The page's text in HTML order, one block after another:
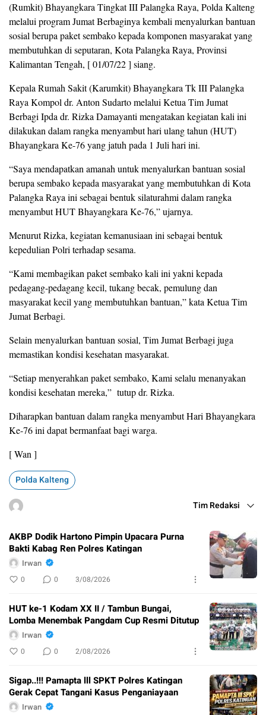
(Rumkit) Bhayangkara Tingkat III Palangka Raya, Polda Kalteng
melalui program Jumat Berbaginya kembali menyalurkan bantuan
sosial berupa paket sembako kepada komponen masyarakat yang
membutuhkan di seputaran, Kota Palangka Raya, Provinsi
Kalimantan Tengah, [ 01/07/22 ] siang.
Kepala Rumah Sakit (Karumkit) Bhayangkara Tk III Palangka
Raya Kompol dr. Anton Sudarto melalui Ketua Tim Jumat
Berbagi Ipda dr. Rizka Damayanti mengatakan kegiatan kali ini
dilakukan dalam rangka menyambut hari ulang tahun (HUT)
Bhayangkara Ke-76 yang jatuh pada 1 Juli hari ini.
“Saya mendapatkan amanah untuk menyalurkan bantuan sosial
berupa sembako kepada masyarakat yang membutuhkan di Kota
Palangka Raya ini sebagai bentuk silaturahmi dalam rangka
menyambut HUT Bhayangkara Ke-76,” ujarnya.
Menurut Rizka, kegiatan kemanusiaan ini sebagai bentuk
kepedulian Polri terhadap sesama.
“Kami membagikan paket sembako kali ini yakni kepada
pedagang-pedagang kecil, tukang becak, pemulung dan
masyarakat kecil yang membutuhkan bantuan,” kata Ketua Tim
Jumat Berbagi.
Selain menyalurkan bantuan sosial, Tim Jumat Berbagi juga
memastikan kondisi kesehatan masyarakat.
“Setiap menyerahkan paket sembako, Kami selalu menanyakan
kondisi kesehatan mereka,” tutup dr. Rizka.
Diharapkan bantuan dalam rangka menyambut Hari Bhayangkara
Ke-76 ini dapat bermanfaat bagi warga.
[ Wan ]
Polda Kalteng
Tim Redaksi
AKBP Dodik Hartono Pimpin Upacara Purna
Bakti Kabag Ren Polres Katingan
Irwan
0 0 3/08/2026
HUT ke-1 Kodam XX II / Tambun Bungai,
Lomba Menembak Pangdam Cup Resmi Ditutup
Irwan
0 0 2/08/2026
Sigap..!!! Pamapta lll SPKT Polres Katingan
Gerak Cepat Tangani Kasus Penganiayaan
Irwan